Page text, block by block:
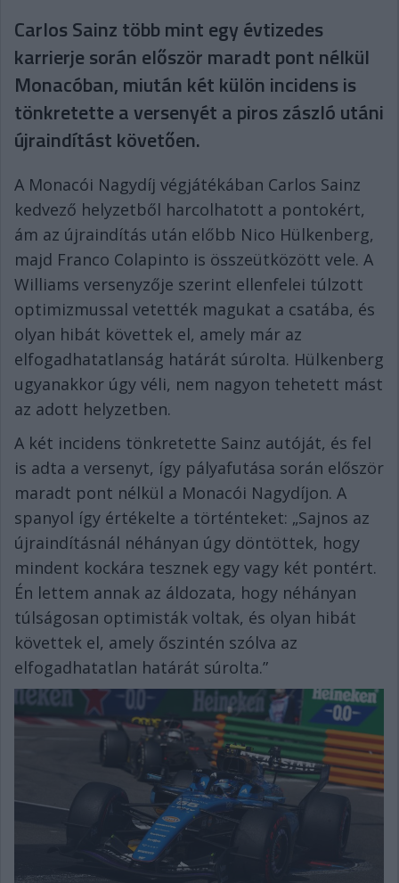
Carlos Sainz több mint egy évtizedes
karrierje során először maradt pont nélkül
Monacóban, miután két külön incidens is
tönkretette a versenyét a piros zászló utáni
újraindítást követően.
A Monacói Nagydíj végjátékában Carlos Sainz
kedvező helyzetből harcolhatott a pontokért,
ám az újraindítás után előbb Nico Hülkenberg,
majd Franco Colapinto is összeütközött vele. A
Williams versenyzője szerint ellenfelei túlzott
optimizmussal vetették magukat a csatába, és
olyan hibát követtek el, amely már az
elfogadhatatlanság határát súrolta. Hülkenberg
ugyanakkor úgy véli, nem nagyon tehetett mást
az adott helyzetben.
A két incidens tönkretette Sainz autóját, és fel
is adta a versenyt, így pályafutása során először
maradt pont nélkül a Monacói Nagydíjon. A
spanyol így értékelte a történteket: „Sajnos az
újraindításnál néhányan úgy döntöttek, hogy
mindent kockára tesznek egy vagy két pontért.
Én lettem annak az áldozata, hogy néhányan
túlságosan optimisták voltak, és olyan hibát
követtek el, amely őszintén szólva az
elfogadhatatlan határát súrolta.”